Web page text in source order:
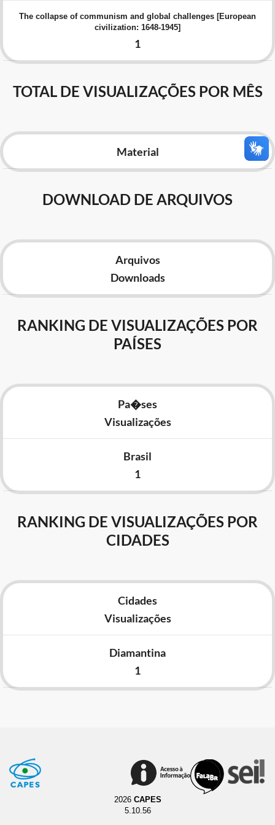
Advocacia-Geral da União
Planalto
The collapse of communism and global challenges [European
civilization: 1648-1945]
1
TOTAL DE VISUALIZAÇÕES POR MÊS
Material
DOWNLOAD DE ARQUIVOS
Arquivos
Downloads
RANKING DE VISUALIZAÇÕES POR
PAÍSES
Pa�ses
Visualizações
Brasil
1
RANKING DE VISUALIZAÇÕES POR
CIDADES
Cidades
Visualizações
Diamantina
1
2026 CAPES
5.10.56